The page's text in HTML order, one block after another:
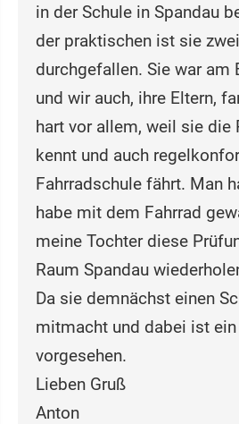
in der Schule in Spandau
der praktischen ist sie
durchgefallen. Sie war am
und wir auch, ihre Eltern,
hart vor allem, weil sie die
kennt und auch
Fahrradschule fährt. Man
habe mit dem Fahrrad
meine Tochter diese
Raum Spandau
Da sie demnächst einen
mitmacht und dabei ist
vorgesehen.
Lieben Gruß
Anton